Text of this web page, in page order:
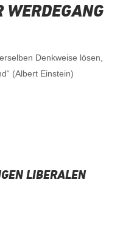
WERDEGANG
Denkweise lösen,
(Albert Einstein)
LIBERALEN